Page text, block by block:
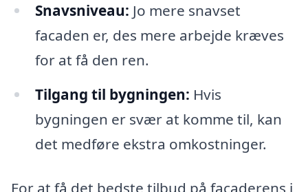
Snavsniveau: Jo mere snavset
facaden er, des mere arbejde kræves
for at få den ren.
Tilgang til bygningen: Hvis
bygningen er svær at komme til, kan
det medføre ekstra omkostninger.
For at få det bedste tilbud på facaderens i